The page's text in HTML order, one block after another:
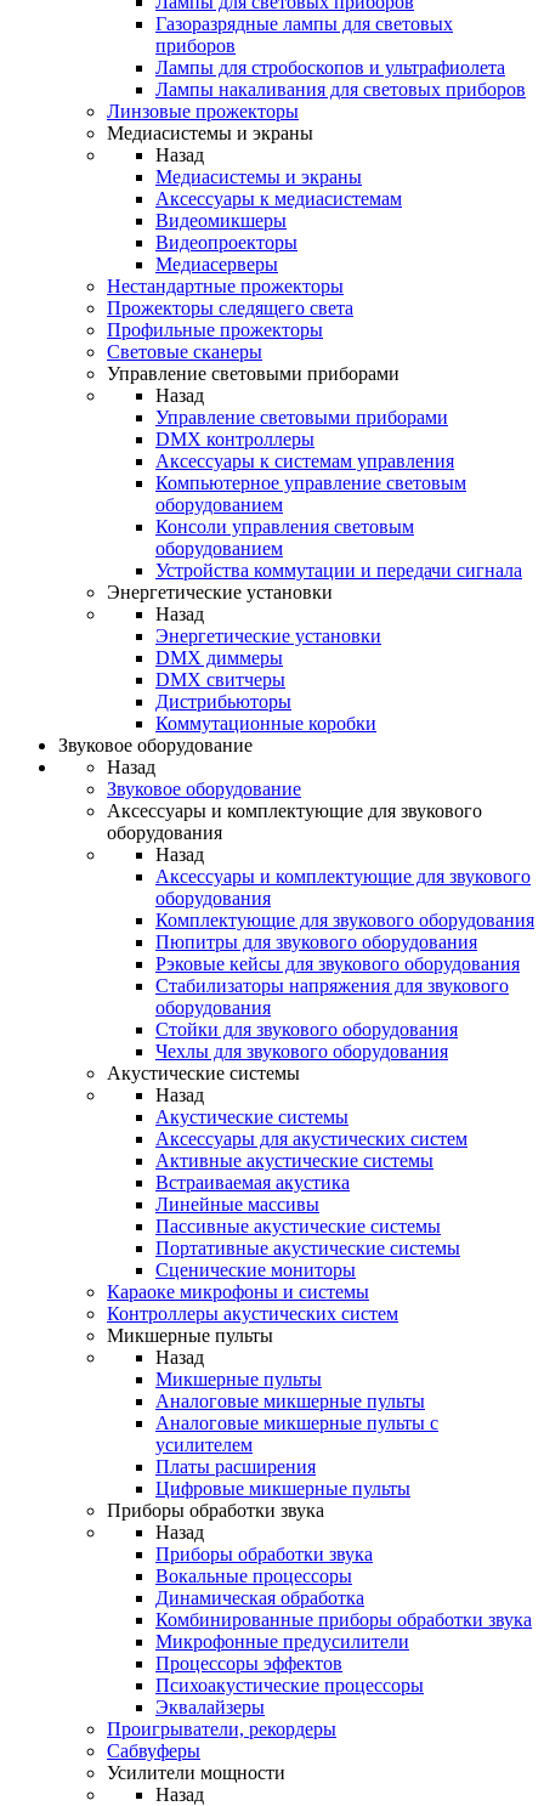
Газоразрядные лампы для световых
приборов
Лампы для стробоскопов и ультрафиолета
Лампы накаливания для световых приборов
Линзовые прожекторы
Медиасистемы и экраны
Назад
Медиасистемы и экраны
Аксессуары к медиасистемам
Видеомикшеры
Видеопроекторы
Медиасерверы
Нестандартные прожекторы
Прожекторы следящего света
Профильные прожекторы
Световые сканеры
Управление световыми приборами
Назад
Управление световыми приборами
DMX контроллеры
Аксессуары к системам управления
Компьютерное управление световым
оборудованием
Консоли управления световым
оборудованием
Устройства коммутации и передачи сигнала
Энергетические установки
Назад
Энергетические установки
DMX диммеры
DMX свитчеры
Дистрибьюторы
Коммутационные коробки
Звуковое оборудование
Назад
Звуковое оборудование
Аксессуары и комплектующие для звукового
оборудования
Назад
Аксессуары и комплектующие для звукового
оборудования
Комплектующие для звукового оборудования
Пюпитры для звукового оборудования
Рэковые кейсы для звукового оборудования
Стабилизаторы напряжения для звукового
оборудования
Стойки для звукового оборудования
Чехлы для звукового оборудования
Акустические системы
Назад
Акустические системы
Аксессуары для акустических систем
Активные акустические системы
Встраиваемая акустика
Линейные массивы
Пассивные акустические системы
Портативные акустические системы
Сценические мониторы
Караоке микрофоны и системы
Контроллеры акустических систем
Микшерные пульты
Назад
Микшерные пульты
Аналоговые микшерные пульты
Аналоговые микшерные пульты с
усилителем
Платы расширения
Цифровые микшерные пульты
Приборы обработки звука
Назад
Приборы обработки звука
Вокальные процессоры
Динамическая обработка
Комбинированные приборы обработки звука
Микрофонные предусилители
Процессоры эффектов
Психоакустические процессоры
Эквалайзеры
Проигрыватели, рекордеры
Сабвуферы
Усилители мощности
Назад